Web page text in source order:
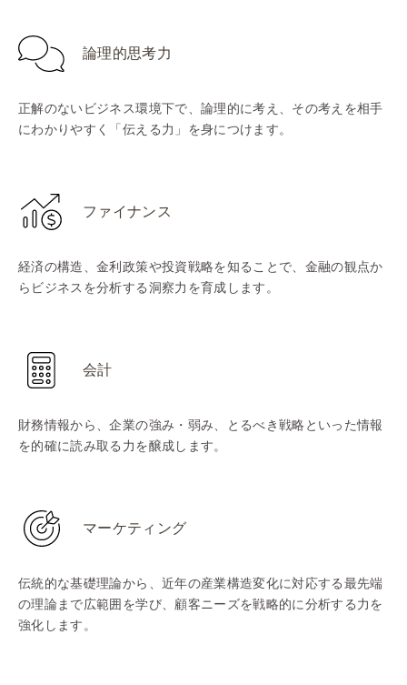
論理的思考力
正解のないビジネス環境下で、論理的に考え、その考えを相手
にわかりやすく「伝える力」を身につけます。
ファイナンス
経済の構造、金利政策や投資戦略を知ることで、金融の観点か
らビジネスを分析する洞察力を育成します。
会計
財務情報から、企業の強み・弱み、とるべき戦略といった情報
を的確に読み取る力を醸成します。
マーケティング
伝統的な基礎理論から、近年の産業構造変化に対応する最先端
の理論まで広範囲を学び、顧客ニーズを戦略的に分析する力を
強化します。